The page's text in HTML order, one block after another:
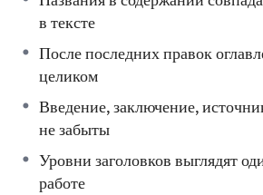
в тексте
После последних правок
целиком
Введение, заключение,
не забыты
Уровни заголовков выглядят
работе